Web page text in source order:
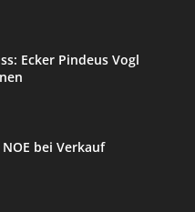
Ecker Pindeus Vogl
bei Verkauf